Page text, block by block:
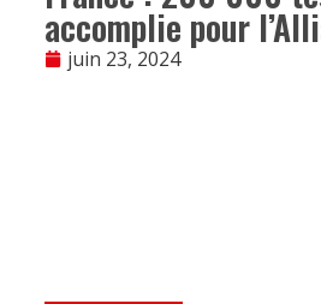
accomplie pour
juin 23, 2024